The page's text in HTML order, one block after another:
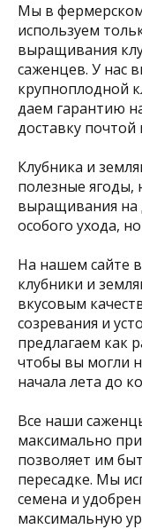
Мы в фермерском
используем
выращивания
саженцев. У нас
крупноплодной
даем гарантию
доставку почтой
Клубника и
полезные ягоды,
выращивания на
особого ухода,
На нашем сайте
клубники и
вкусовым
созревания и
предлагаем как
чтобы вы могли
начала лета до
Все наши
максимально
позволяет им
пересадке. Мы
семена и
максимальную